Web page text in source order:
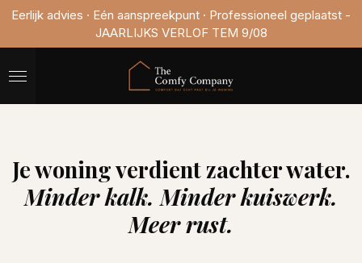
Ga
naar
de
Eerlijk advies · Eén aanspreekpunt · Professioneel geplaatst -
JAARLIJKS VERLOF TEM 9/08
Je woning verdient zachter water.
Minder kalk. Minder kuiswerk.
Meer rust.